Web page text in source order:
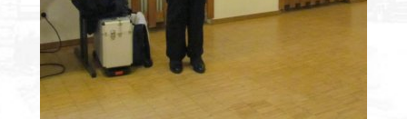
Kontakt
Impressum